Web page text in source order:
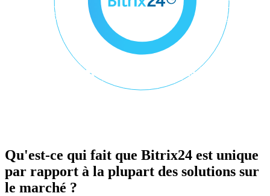
Qu'est-ce qui fait que Bitrix24 est unique
par rapport à la plupart des solutions sur
le marché ?